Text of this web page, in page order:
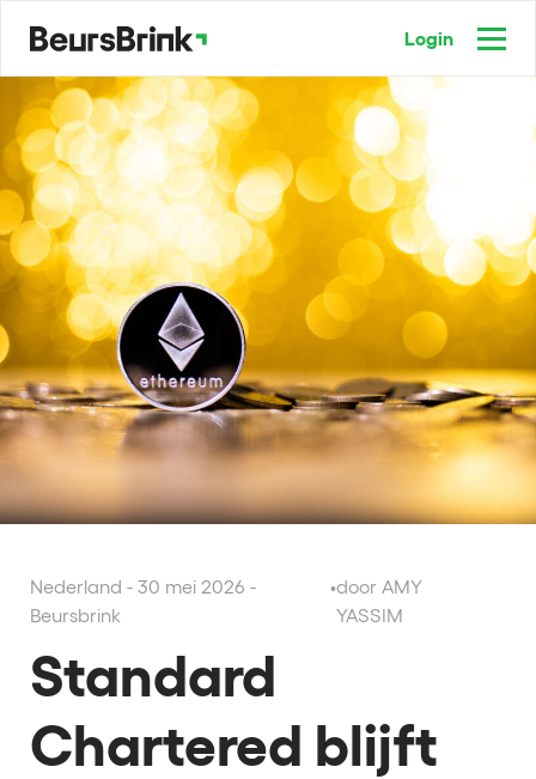
Login
Nederland - 30 mei 2026 -
Beursbrink
•door AMY
YASSIM
Standard
Chartered blijft